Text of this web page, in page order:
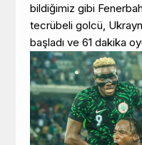
bildiğimiz gibi
tecrübeli golcü,
başladı ve 61 dakika